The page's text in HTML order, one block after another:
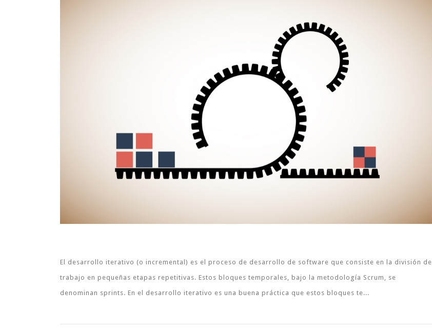
El desarrollo iterativo (o incremental) es el proceso de desarrollo de software que consiste en la división del
trabajo en pequeñas etapas repetitivas. Estos bloques temporales, bajo la metodología Scrum, se
denominan sprints. En el desarrollo iterativo es una buena práctica que estos bloques te...